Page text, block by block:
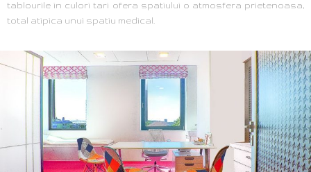
tablourile in culori tari ofera spatiului o atmosfera prietenoasa,
total atipica unui spatiu medical.